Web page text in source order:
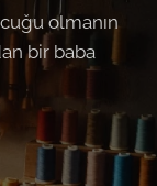
olmanın
bir baba